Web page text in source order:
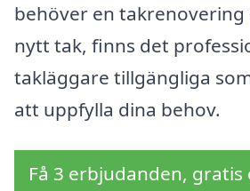
behöver en
nytt tak, finns det
takläggare tillgängliga
att uppfylla dina behov.
Få 3 erbjudanden, gratis